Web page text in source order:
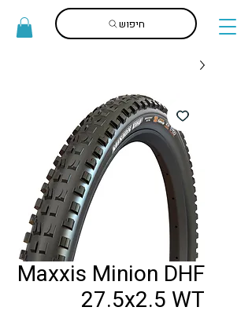
חיפוש
Maxxis Minion DHF
27.5x2.5 WT